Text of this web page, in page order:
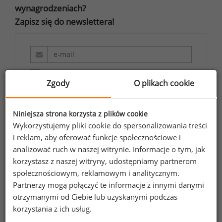
wynagrodzeniach?
Zapisz się do newslettera!
danych osobowych zawartych w
formularzu przez Sedlak Sedlak sp. z o.o.
sp. k. w celu otrzymywania bezpłatnego
newsletter’a portalu wynagrodzenia.pl.
Wyrażam zgodę na przesyłanie na podany
adres e-mail ofert handlowych oraz
informacji marketingowych. Oświadczam,
że zapoznałem się z treściąinformacji na
temat przetwarzania.
Zgody O plikach cookie
Niniejsza strona korzysta z plików cookie
Wykorzystujemy pliki cookie do spersonalizowania treści
i reklam, aby oferować funkcje społecznościowe i
analizować ruch w naszej witrynie. Informacje o tym, jak
korzystasz z naszej witryny, udostępniamy partnerom
społecznościowym, reklamowym i analitycznym.
Partnerzy mogą połączyć te informacje z innymi danymi
otrzymanymi od Ciebie lub uzyskanymi podczas
korzystania z ich usług.